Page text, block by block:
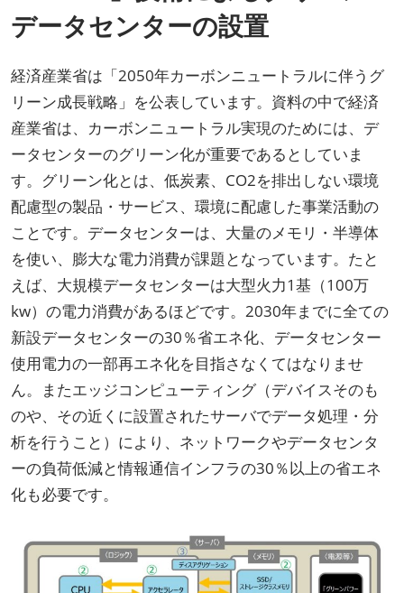
データセンターの設置
経済産業省は「2050年カーボンニュートラルに伴うグ
リーン成長戦略」を公表しています。資料の中で経済
産業省は、カーボンニュートラル実現のためには、デ
ータセンターのグリーン化が重要であるとしていま
す。グリーン化とは、低炭素、CO2を排出しない環境
配慮型の製品・サービス、環境に配慮した事業活動の
ことです。データセンターは、大量のメモリ・半導体
を使い、膨大な電力消費が課題となっています。たと
えば、大規模データセンターは大型火力1基（100万
kw）の電力消費があるほどです。2030年までに全ての
新設データセンターの30％省エネ化、データセンター
使用電力の一部再エネ化を目指さなくてはなりませ
ん。またエッジコンピューティング（デバイスそのも
のや、その近くに設置されたサーバでデータ処理・分
析を行うこと）により、ネットワークやデータセンタ
ーの負荷低減と情報通信インフラの30％以上の省エネ
化も必要です。